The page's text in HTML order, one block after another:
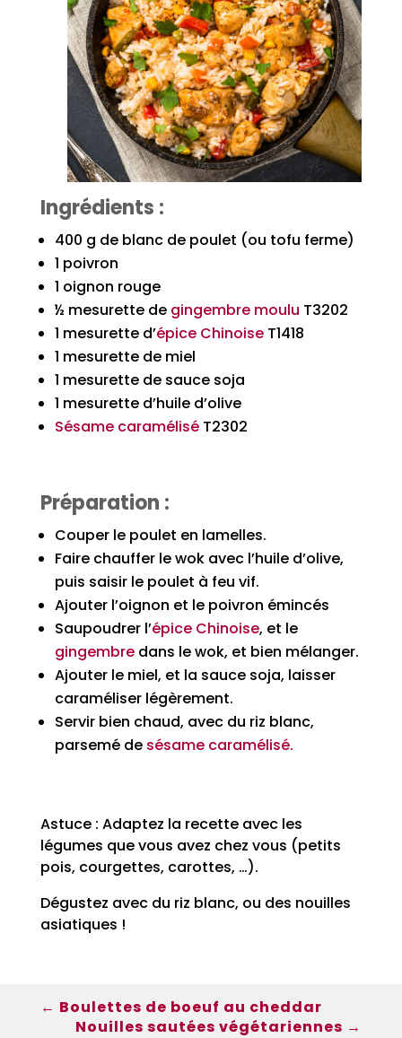
Ingrédients :
400 g de blanc de poulet (ou tofu ferme)
1 poivron
1 oignon rouge
½ mesurette de gingembre moulu T3202
1 mesurette d’épice Chinoise T1418
1 mesurette de miel
1 mesurette de sauce soja
1 mesurette d’huile d’olive
Sésame caramélisé T2302
Préparation :
Couper le poulet en lamelles.
Faire chauffer le wok avec l’huile d’olive,
puis saisir le poulet à feu vif.
Ajouter l’oignon et le poivron émincés
Saupoudrer l’épice Chinoise, et le
gingembredans le wok, et bien mélanger.
Ajouter le miel, et la sauce soja, laisser
caraméliser légèrement.
Servir bien chaud, avec du riz blanc,
parsemé de sésame caramélisé.
Astuce: Adaptez la recette avec les
légumes que vous avez chez vous (petits
pois, courgettes, carottes, …).
Dégustez avec du riz blanc, ou des nouilles
asiatiques !
← Boulettes de boeuf au cheddar
Nouilles sautées végétariennes →